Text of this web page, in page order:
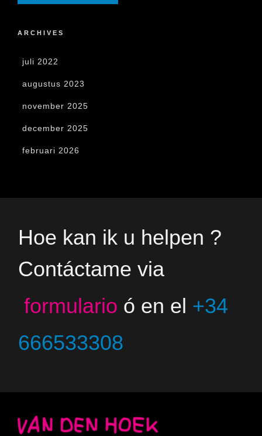
ARCHIVES
juli 2022
augustus 2023
november 2025
december 2025
februari 2026
Hoe kan ik u helpen ?
Contáctame via
formulario ó en el +34
666533308